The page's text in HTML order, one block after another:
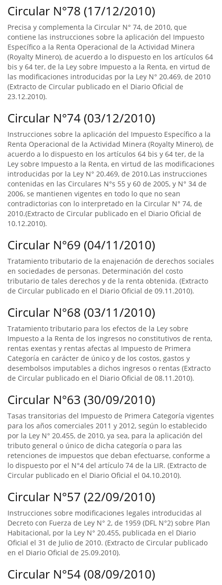
Circular N°78 (17/12/2010)
Precisa y complementa la Circular N° 74, de 2010, que
contiene las instrucciones sobre la aplicación del Impuesto
Específico a la Renta Operacional de la Actividad Minera
(Royalty Minero), de acuerdo a lo dispuesto en los artículos 64
bis y 64 ter, de la Ley sobre Impuesto a la Renta, en virtud de
las modificaciones introducidas por la Ley N° 20.469, de 2010
(Extracto de Circular publicado en el Diario Oficial de
23.12.2010).
Circular N°74 (03/12/2010)
Instrucciones sobre la aplicación del Impuesto Específico a la
Renta Operacional de la Actividad Minera (Royalty Minero), de
acuerdo a lo dispuesto en los artículos 64 bis y 64 ter, de la
Ley sobre Impuesto a la Renta, en virtud de las modificaciones
introducidas por la Ley N° 20.469, de 2010.Las instrucciones
contenidas en las Circulares N°s 55 y 60 de 2005, y N° 34 de
2006, se mantienen vigentes en todo lo que no sean
contradictorias con lo interpretado en la Circular N° 74, de
2010.(Extracto de Circular publicado en el Diario Oficial de
10.12.2010).
Circular N°69 (04/11/2010)
Tratamiento tributario de la enajenación de derechos sociales
en sociedades de personas. Determinación del costo
tributario de tales derechos y de la renta obtenida. (Extracto
de Circular publicado en el Diario Oficial de 09.11.2010).
Circular N°68 (03/11/2010)
Tratamiento tributario para los efectos de la Ley sobre
Impuesto a la Renta de los ingresos no constitutivos de renta,
rentas exentas y rentas afectas al Impuesto de Primera
Categoría en carácter de único y de los costos, gastos y
desembolsos imputables a dichos ingresos o rentas (Extracto
de Circular publicado en el Diario Oficial de 08.11.2010).
Circular N°63 (30/09/2010)
Tasas transitorias del Impuesto de Primera Categoría vigentes
para los años comerciales 2011 y 2012, según lo establecido
por la Ley N° 20.455, de 2010, ya sea, para la aplicación del
tributo general o único de dicha categoría o para las
retenciones de impuestos que deban efectuarse, conforme a
lo dispuesto por el N°4 del artículo 74 de la LIR. (Extracto de
Circular publicado en el Diario Oficial el 04.10.2010).
Circular N°57 (22/09/2010)
Instrucciones sobre modificaciones legales introducidas al
Decreto con Fuerza de Ley N° 2, de 1959 (DFL N°2) sobre Plan
Habitacional, por la Ley N° 20.455, publicada en el Diario
Oficial el 31 de Julio de 2010. (Extracto de Circular publicado
en el Diario Oficial de 25.09.2010).
Circular N°54 (08/09/2010)